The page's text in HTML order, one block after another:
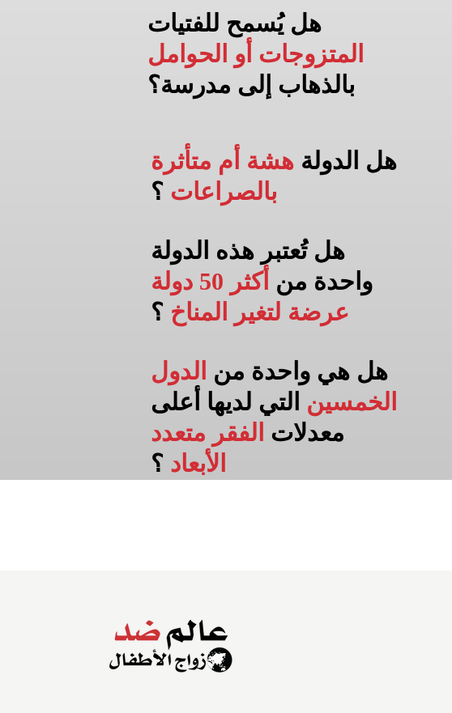
هل يُسمح للفتيات
المتزوجات أو الحوامل
بالذهاب إلى مدرسة؟
هل الدولة هشة أم متأثرة
بالصراعات ؟
هل تُعتبر هذه الدولة
واحدة من
أكثر 50 دولة
عرضة لتغير المناخ ؟
هل هي واحدة من الدول
الخمسين التي لديها أعلى
معدلات الفقر متعدد
الأبعاد ؟